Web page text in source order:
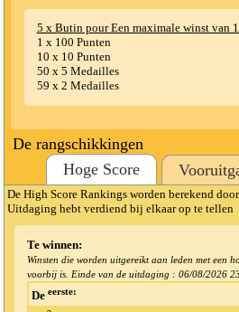
5 x Butin pour Een maximale winst van
1 x 100 Punten
10 x 10 Punten
50 x 5 Medailles
59 x 2 Medailles
De rangschikkingen
Hoge Score
De High Score Rankings worden berekend
Uitdaging hebt verdiend bij elkaar op te tellen
Te winnen:
Winsten die worden uitgereikt aan leden met een
voorbij is. Einde van de uitdaging : 06/08/2026
Deeerste: